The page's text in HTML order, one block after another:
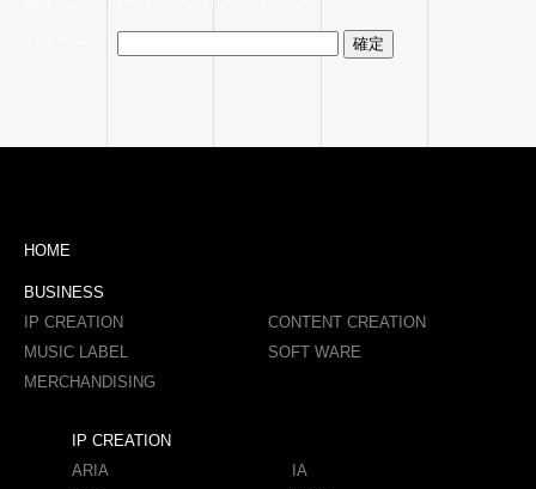
HOME
BUSINESS
IP CREATION
CONTENT CREATION
MUSIC LABEL
SOFT WARE
MERCHANDISING
IP CREATION
ARIA
IA